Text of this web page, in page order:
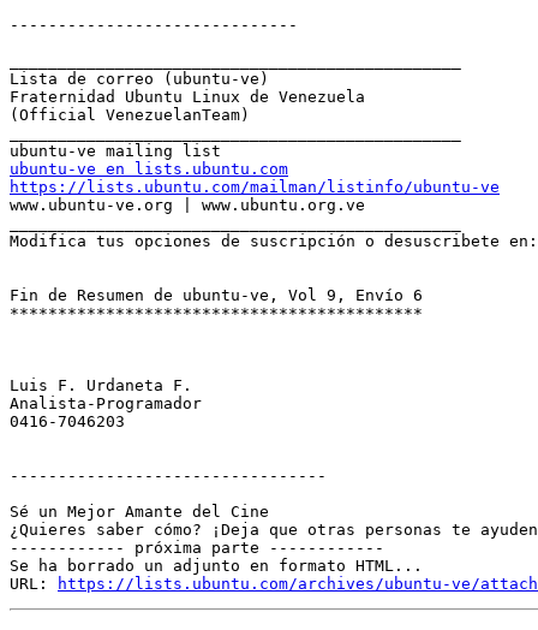
------------------------------
Lista de correo (ubuntu-ve)
Fraternidad Ubuntu Linux de Venezuela
(Official VenezuelanTeam)
ubuntu-ve en lists.ubuntu.com
https://lists.ubuntu.com/mailman/listinfo/ubuntu-ve
www.ubuntu-ve.org | www.ubuntu.org.ve
Modifica tus opciones de suscripción o desuscribete
Fin de Resumen de ubuntu-ve, Vol 9, Envío 6
*******************************************
Luis F. Urdaneta F.
Analista-Programador
0416-7046203
---------------------------------
Sé un Mejor Amante del Cine
¿Quieres saber cómo? ¡Deja que otras personas te
------------ próxima parte ------------
Se ha borrado un adjunto en formato HTML...
URL:
https://lists.ubuntu.com/archives/ubuntu-ve/